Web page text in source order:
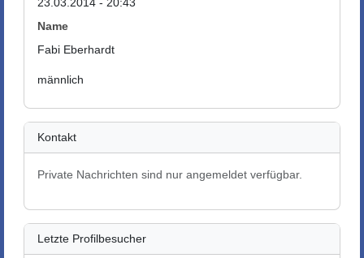
Name
Fabi Eberhardt
männlich
Kontakt
Private Nachrichten sind nur angemeldet verfügbar.
Letzte Profilbesucher